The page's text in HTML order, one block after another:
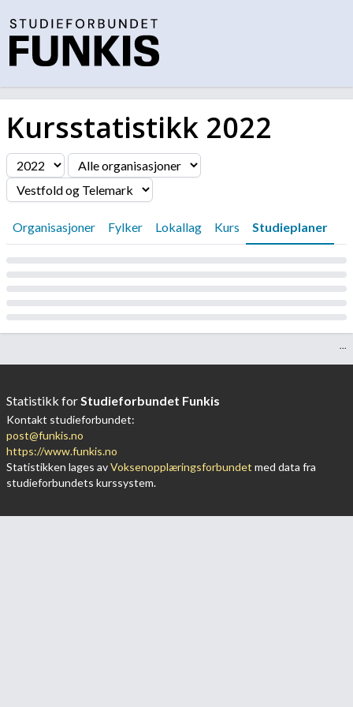
Kursstatistikk 2022
Filter
Organisasjoner Fylker Lokallag Kurs Studieplaner
Statistikk for Studieforbundet Funkis
Kontakt studieforbundet:
post@funkis.no
https://www.funkis.no
Statistikken lages avVoksenopplæringsforbundet med data fra
studieforbundets kurssystem.